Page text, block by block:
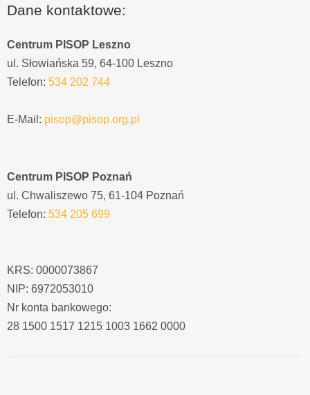
Dane kontaktowe:
Centrum PISOP Leszno
ul. Słowiańska 59, 64-100 Leszno
Telefon: 534 202 744
E-Mail: pisop@pisop.org.pl
Centrum PISOP Poznań
ul. Chwaliszewo 75, 61-104 Poznań
Telefon: 534 205 699
KRS: 0000073867
NIP: 6972053010
Nr konta bankowego:
28 1500 1517 1215 1003 1662 0000